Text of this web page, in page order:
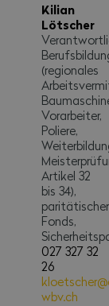
Kilian
Lötscher
(regionales
Vorarbeiter,
Poliere,
Artikel 32
bis 34),
paritätischer
Fonds,
wbv.ch
027 327 32
26